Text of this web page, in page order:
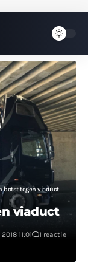
botst tegen viaduct
viaduct
11:01
1 reactie